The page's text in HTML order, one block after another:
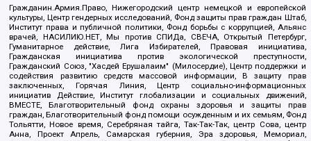
Гражданин.Армия.Право, Нижегородский центр немецкой и европейской
культуры, Центр гендерных исследований, Фонд защиты прав граждан Штаб,
Институт права и публичной политики, Фонд борьбы с коррупцией, Альянс
врачей, НАСИЛИЮ.НЕТ, Мы против СПИДа, СВЕЧА, Открытый Петербург,
Гуманитарное действие, Лига Избирателей, Правовая инициатива,
Гражданская инициатива против экологической преступности,
Гражданский Союз, "Хасдей Ерушалаим" (Милосердие), Центр поддержки и
содействия развитию средств массовой информации, В защиту прав
заключенных, Горячая Линия, Центр социально-информационных
инициатив Действие, Институт глобализации и социальных движений,
ВМЕСТЕ, Благотворительный фонд охраны здоровья и защиты прав
граждан, Благотворительный фонд помощи осужденным и их семьям, Фонд
Тольятти, Новое время, Серебряная тайга, Так-Так-Так, центр Сова, центр
Анна, Проект Апрель, Самарская губерния, Эра здоровья, Мемориал,